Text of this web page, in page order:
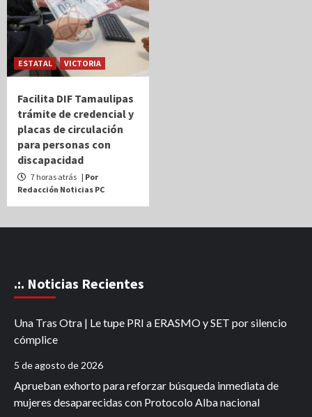
ESTATAL VICTORIA
Facilita DIF Tamaulipas
trámite de credencial y
placas de circulación
para personas con
discapacidad
7 horas atrás | Por
Redacción Noticias PC
.:. Noticias Recientes
Una Tras Otra | Le tupe PRI a ERASMO y SET por silencio
cómplice
5 de agosto de 2026
Aprueban exhorto para reforzar búsqueda inmediata de
mujeres desaparecidas con Protocolo Alba nacional